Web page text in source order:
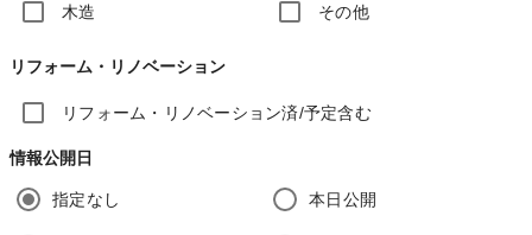
木造 その他
リフォーム・リノベーション
リフォーム・リノベーション済/予定含む
情報公開日
指定なし 本日公開